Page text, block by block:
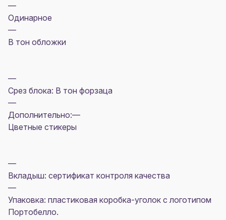
—
Одинарное
—
В тон обложки
—
Срез блока: В тон форзаца
—
Дополнительно:—
Цветные стикеры
—
Вкладыш: сертификат контроля качества
—
Упаковка: пластиковая коробка-уголок с логотипом
Портобелло.